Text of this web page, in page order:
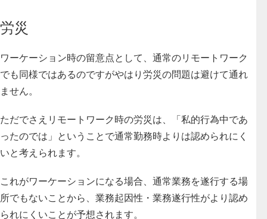
労災
ワーケーション時の留意点として、通常のリモートワーク
でも同様ではあるのですがやはり 労災の問題は避けて通れ
ません。
ただでさえリモートワーク時の労災は、「私的行為中であ
ったのでは」ということで通常勤務時よりは認められにく
いと考えられます。
これがワーケーションになる場合、通常業務を遂行する場
所でもないことから、業務起因性・業務遂行性がより認め
られにくいことが予想されます。